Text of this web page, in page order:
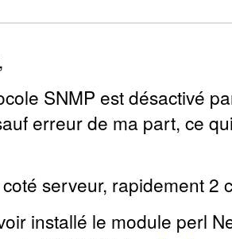
SNMP est désactivé
erreur de ma part, ce
serveur, rapidement 2
installé le module perl